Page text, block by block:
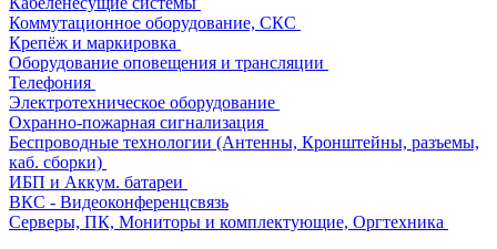
Коммутационное оборудование, СКС
Крепёж и маркировка
Оборудование оповещения и трансляции
Телефония
Электротехническое оборудование
Охранно-пожарная сигнализация
Беспроводные технологии (Антенны, Кронштейны, разъемы,
каб. сборки)
ИБП и Аккум. батареи
ВКС - Видеоконференцсвязь
Серверы, ПК, Мониторы и комплектующие, Оргтехника